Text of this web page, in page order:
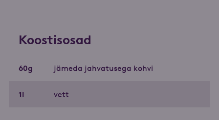
Koostisosad
60g jämeda jahvatusega kohvi
1l vett